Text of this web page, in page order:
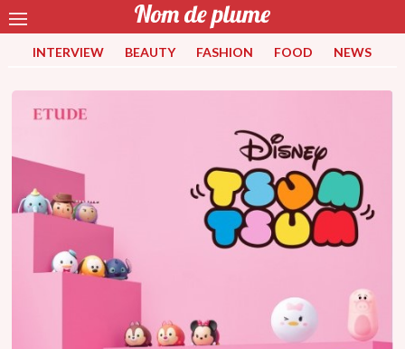
INTERVIEW BEAUTY FASHION FOOD NEWS